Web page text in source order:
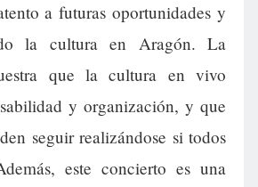
a futuras oportunidades y
la cultura en Aragón. La
que la cultura en vivo
y organización, y que
seguir realizándose si todos
este concierto es una